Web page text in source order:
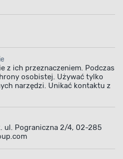
z ich przeznaczeniem. Podczas
osobistej. Używać tylko
narzędzi. Unikać kontaktu z
ul. Pograniczna 2/4, 02-285